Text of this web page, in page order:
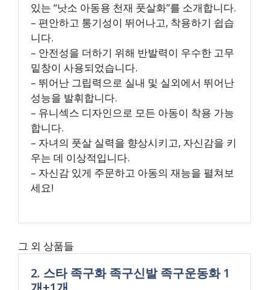
있는 “낫소 아동용 천재 풋살화”를 소개합니다.
– 편안하고 통기성이 뛰어나고, 착용하기 쉽습
니다.
– 안전성을 더하기 위해 반발력이 우수한 고무
밑창이 사용되었습니다.
– 뛰어난 그립력으로 실내 및 실외에서 뛰어난
성능을 발휘합니다.
– 유니섹스 디자인으로 모든 아동이 착용 가능
합니다.
– 자녀의 풋살 실력을 향상시키고, 자신감을 키
우는 데 이상적입니다.
– 자신감 있게 주문하고 아동의 재능을 펼쳐보
세요!
그 외 상품들
2. 스타 족구화 족구신발 족구운동화 1